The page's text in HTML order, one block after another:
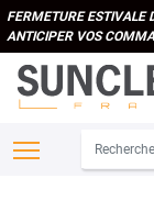
FERMETURE ESTIVALE
ANTICIPER VOS